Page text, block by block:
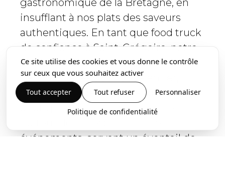
insufflant à nos plats des saveurs
authentiques. En tant que food truck
de confiance à Saint-Grégoire, notre
cuisine s'inspire de recettes
traditionnelles du monde entier,
notamment des pizzas et des plats
asiatiques. Nous sommes votre
événements, servant un éventail de
Ce site utilise des cookies et vous donne le contrôle
sur ceux que vous souhaitez activer
Tout accepter Tout refuser Personnaliser
Politique de confidentialité